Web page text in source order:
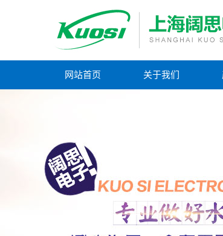
网站首页 关于我们